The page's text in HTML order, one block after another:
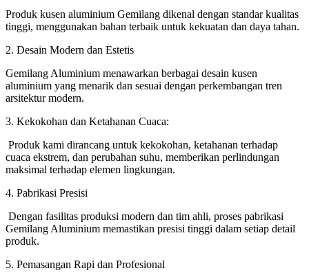
Produk kusen aluminium Gemilang dikenal dengan standar kualitas
tinggi, menggunakan bahan terbaik untuk kekuatan dan daya tahan.
2. Desain Modern dan Estetis
Gemilang Aluminium menawarkan berbagai desain kusen
aluminium yang menarik dan sesuai dengan perkembangan tren
arsitektur modern.
3. Kekokohan dan Ketahanan Cuaca:
Produk kami dirancang untuk kekokohan, ketahanan terhadap
cuaca ekstrem, dan perubahan suhu, memberikan perlindungan
maksimal terhadap elemen lingkungan.
4. Pabrikasi Presisi
Dengan fasilitas produksi modern dan tim ahli, proses pabrikasi
Gemilang Aluminium memastikan presisi tinggi dalam setiap detail
produk.
5. Pemasangan Rapi dan Profesional